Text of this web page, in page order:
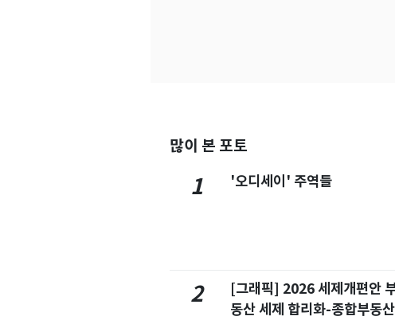
많이 본 포토
1 '오디세이' 주역들
2
[그래픽] 2026 세제개편안
동산 세제 합리화-종합부동산